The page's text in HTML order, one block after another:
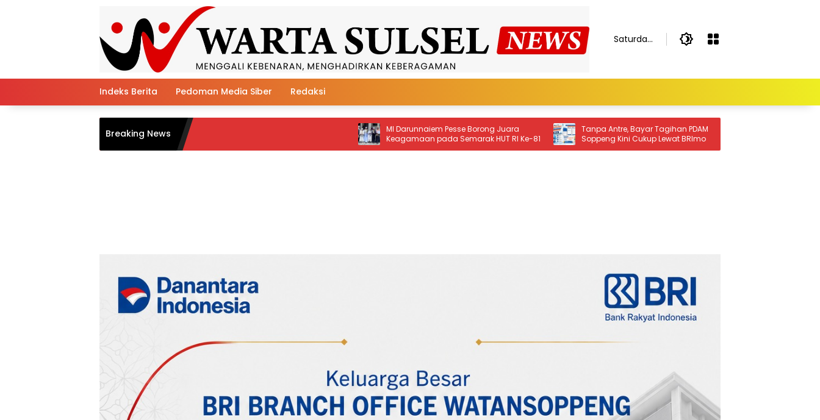
Saturday,
Indeks Berita Pedoman Media Siber Redaksi
Breaking News
MI Darunnaiem Pesse Borong Juara
Keagamaan pada Semarak HUT RI Ke-81
Tanpa Antre, Bayar Tagihan PDAM
Soppeng Kini Cukup Lewat BRImo
Tim Qasidah BKMT Soppeng Siap
Berkompetisi di Festival Qasidah
Nasional 2026